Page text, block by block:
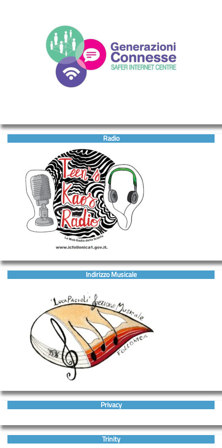
Radio
Indirizzo Musicale
Privacy
Trinity